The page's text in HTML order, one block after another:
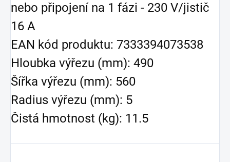
nebo připojení na 1 fázi - 230 V/jistič
16 A
EAN kód produktu: 7333394073538
Hloubka výřezu (mm): 490
Šířka výřezu (mm): 560
Radius výřezu (mm): 5
Čistá hmotnost (kg): 11.5